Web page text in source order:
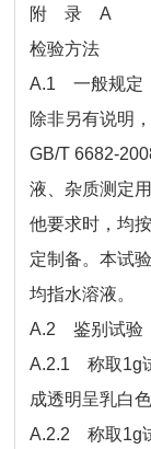
附 录 A
检验方法
A.1 一般规定
除非另有说明
GB/T 6682-
液、杂质测定
他要求时，均
定制备。本试
均指水溶液。
A.2 鉴别试验
A.2.1 称取1g
成透明呈乳白
A.2.2 称取1g